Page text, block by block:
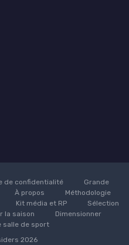
de confidentialité
Grande
À propos
Méthodologie
Kit média et RP
Sélection
la saison
Dimensionner
salle de sport
2026